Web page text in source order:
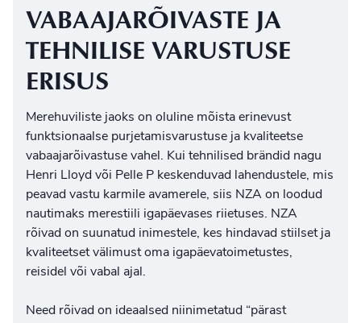
VABAAJARÕIVASTE JA
TEHNILISE VARUSTUSE
ERISUS
Merehuviliste jaoks on oluline mõista erinevust
funktsionaalse purjetamisvarustuse ja kvaliteetse
vabaajarõivastuse vahel. Kui tehnilised brändid nagu
Henri Lloyd või Pelle P keskenduvad lahendustele, mis
peavad vastu karmile avamerele, siis NZA on loodud
nautimaks merestiili igapäevases riietuses. NZA
rõivad on suunatud inimestele, kes hindavad stiilset ja
kvaliteetset välimust oma igapäevatoimetustes,
reisidel või vabal ajal.
Need rõivad on ideaalsed niinimetatud “pärast